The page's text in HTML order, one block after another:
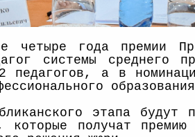
четыре года премии
системы среднего
педагогов, а в
этапа
которые получат